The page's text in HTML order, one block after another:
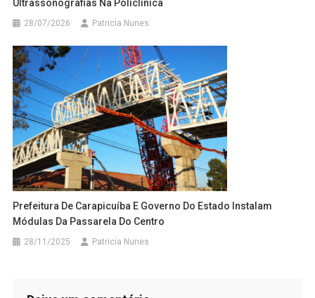
Ultrassonografias Na Policlínica
28/07/2026 Patricia Nunes
Prefeitura De Carapicuíba E Governo Do Estado Instalam
Módulas Da Passarela Do Centro
28/11/2025 Patricia Nunes